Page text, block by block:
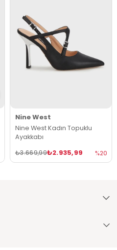
Nine West
Nine West Kadın Topuklu
Ayakkabı
₺2.935,99
₺3.669,99 %20